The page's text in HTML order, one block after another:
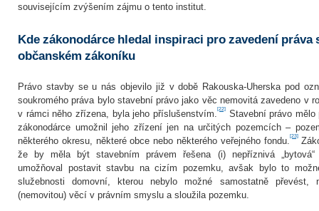
souvisejícím zvýšením zájmu o tento institut.
Kde zákonodárce hledal inspiraci pro zavedení práva
občanském zákoníku
Právo stavby se u nás objevilo již v době Rakouska‑Uherska pod
soukromého práva bylo stavební právo jako věc nemovitá zavedeno v
v rámci něho zřízena, byla jeho příslušenstvím. [22]Stavební právo mělo
zákonodárce umožnil jeho zřízení jen na určitých pozemcích –
některého okresu, některé obce nebo některého veřejného fondu. [23]
že by měla být stavebním právem řešena (i) nepříznivá
umožňoval postavit stavbu na cizím pozemku, avšak bylo to
služebnosti domovní, kterou nebylo možné samostatně převést,
(nemovitou) věcí v právním smyslu a sloužila pozemku.